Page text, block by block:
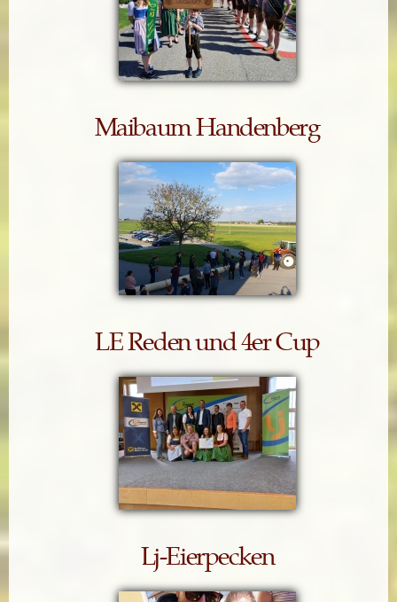
Maibaum Handenberg
LE Reden und 4er Cup
Lj-Eierpecken